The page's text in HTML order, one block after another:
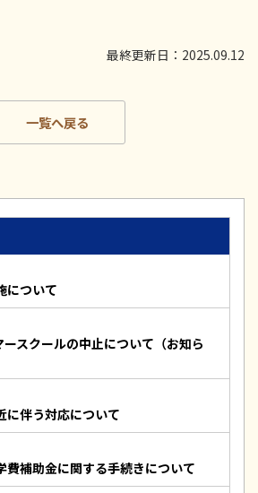
最終更新日：2025.09.12
一覧へ戻る
について
スクールの中止について（お知ら
に伴う対応について
費補助金に関する手続きについて